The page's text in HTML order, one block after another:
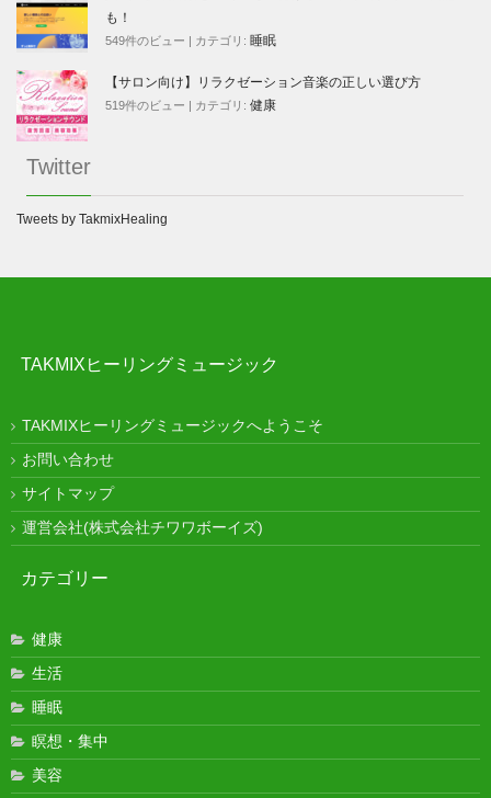
も！
549件のビュー | カテゴリ: 睡眠
【サロン向け】リラクゼーション音楽の正しい選び方
519件のビュー | カテゴリ: 健康
Twitter
Tweets by TakmixHealing
TAKMIXヒーリングミュージック
TAKMIXヒーリングミュージックへようこそ
お問い合わせ
サイトマップ
運営会社(株式会社チワワボーイズ)
カテゴリー
健康
生活
睡眠
瞑想・集中
美容